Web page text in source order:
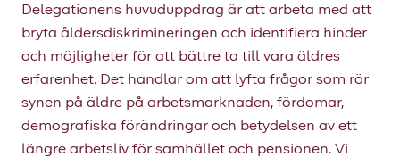
Delegationens huvuduppdrag är att arbeta med att
bryta åldersdiskrimineringen och identifiera hinder
och möjligheter för att bättre ta till vara äldres
erfarenhet. Det handlar om att lyfta frågor som rör
synen på äldre på arbetsmarknaden, fördomar,
demografiska förändringar och betydelsen av ett
längre arbetsliv för samhället och pensionen. Vi